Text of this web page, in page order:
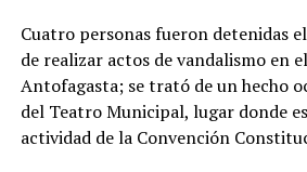
Cuatro personas fueron detenidas
de realizar actos de vandalismo en
Antofagasta; se trató de un hecho
del Teatro Municipal, lugar donde
actividad de la Convención